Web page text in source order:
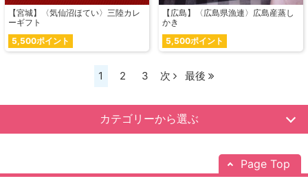
【宮城】〈気仙沼ほてい〉三陸カレ
ーギフト
5,500ポイント
【広島】〈広島県漁連〉広島産蒸し
かき
5,500ポイント
1 2 3 次 最後
カテゴリーから選ぶ
Page Top